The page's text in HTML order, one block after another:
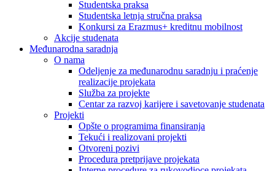
Studentska praksa
Studentska letnja stručna praksa
Konkursi za Erazmus+ kreditnu mobilnost
Akcije studenata
Međunarodna saradnja
O nama
Odeljenje za međunarodnu saradnju i praćenje
realizacije projekata
Služba za projekte
Centar za razvoj karijere i savetovanje studenata
Projekti
Opšte o programima finansiranja
Tekući i realizovani projekti
Otvoreni pozivi
Procedura pretprijave projekata